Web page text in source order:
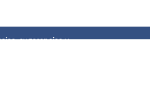
sugerencias y